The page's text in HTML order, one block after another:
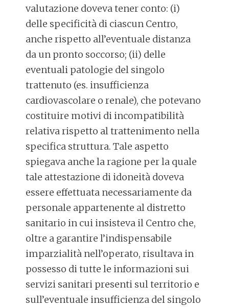
valutazione doveva tener conto: (i)
delle specificità di ciascun Centro,
anche rispetto all’eventuale distanza
da un pronto soccorso; (ii) delle
eventuali patologie del singolo
trattenuto (es. insufficienza
cardiovascolare o renale), che potevano
costituire motivi di incompatibilità
relativa rispetto al trattenimento nella
specifica struttura. Tale aspetto
spiegava anche la ragione per la quale
tale attestazione di idoneità doveva
essere effettuata necessariamente da
personale appartenente al distretto
sanitario in cui insisteva il Centro che,
oltre a garantire l’indispensabile
imparzialità nell’operato, risultava in
possesso di tutte le informazioni sui
servizi sanitari presenti sul territorio e
sull’eventuale insufficienza del singolo